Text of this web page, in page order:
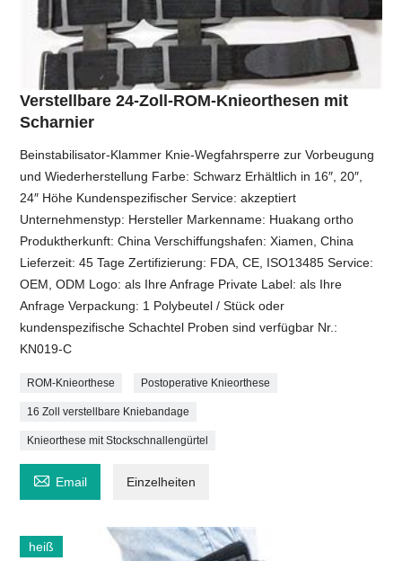
Verstellbare 24-Zoll-ROM-Knieorthesen mit
Scharnier
Beinstabilisator-Klammer Knie-Wegfahrsperre zur Vorbeugung
und Wiederherstellung Farbe: Schwarz Erhältlich in 16″, 20″,
24″ Höhe Kundenspezifischer Service: akzeptiert
Unternehmenstyp: Hersteller Markenname: Huakang ortho
Produktherkunft: China Verschiffungshafen: Xiamen, China
Lieferzeit: 45 Tage Zertifizierung: FDA, CE, ISO13485 Service:
OEM, ODM Logo: als Ihre Anfrage Private Label: als Ihre
Anfrage Verpackung: 1 Polybeutel / Stück oder
kundenspezifische Schachtel Proben sind verfügbar Nr.:
KN019-C
ROM-Knieorthese Postoperative Knieorthese
16 Zoll verstellbare Kniebandage
Knieorthese mit Stockschnallengürtel
 Email Einzelheiten
heiß